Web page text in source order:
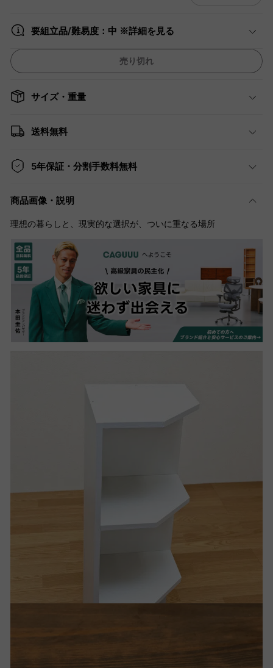
要組立品/難易度：中 ※詳細を見る
売り切れ
サイズ・重量
送料無料
5年保証・分割手数料無料
商品画像・説明
理想の暮らしと、現実的な選択が、ついに重なる場所